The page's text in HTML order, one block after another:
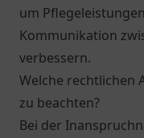
um
Kommunikation
verbessern.
Welche rechtlichen
zu beachten?
Bei der